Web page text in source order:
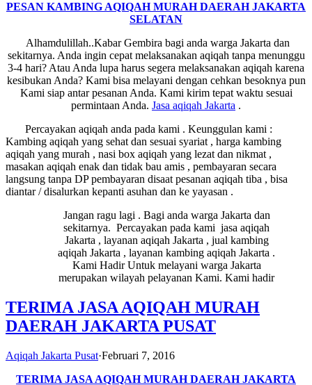
PESAN KAMBING AQIQAH MURAH DAERAH JAKARTA
SELATAN
Alhamdulillah..Kabar Gembira bagi anda warga Jakarta dan
sekitarnya. Anda ingin cepat melaksanakan aqiqah tanpa menunggu
3-4 hari? Atau Anda lupa harus segera melaksanakan aqiqah karena
kesibukan Anda? Kami bisa melayani dengan cehkan besoknya pun
Kami siap antar pesanan Anda. Kami kirim tepat waktu sesuai
permintaan Anda. Jasa aqiqah Jakarta .
Percayakan aqiqah anda pada kami . Keunggulan kami :
Kambing aqiqah yang sehat dan sesuai syariat , harga kambing
aqiqah yang murah , nasi box aqiqah yang lezat dan nikmat ,
masakan aqiqah enak dan tidak bau amis , pembayaran secara
langsung tanpa DP pembayaran disaat pesanan aqiqah tiba , bisa
diantar / disalurkan kepanti asuhan dan ke yayasan .
Jangan ragu lagi . Bagi anda warga Jakarta dan
sekitarnya. Percayakan pada kami jasa aqiqah
Jakarta , layanan aqiqah Jakarta , jual kambing
aqiqah Jakarta , layanan kambing aqiqah Jakarta .
Kami Hadir Untuk melayani warga Jakarta
merupakan wilayah pelayanan Kami. Kami hadir
TERIMA JASA AQIQAH MURAH
DAERAH JAKARTA PUSAT
Aqiqah Jakarta Pusat·Februari 7, 2016
TERIMA JASA AQIQAH MURAH DAERAH JAKARTA